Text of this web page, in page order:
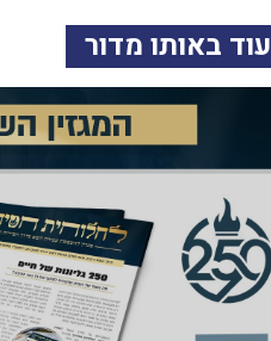
עוד באותו מדור